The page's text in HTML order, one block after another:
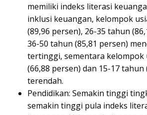
memiliki indeks literasi
inklusi keuangan, kelompok
(89,96 persen), 26-35 tahun
36-50 tahun (85,81 persen)
tertinggi, sementara kelompok
(66,88 persen) dan 15-17 tahun
terendah.
Pendidikan: Semakin tinggi
semakin tinggi pula indeks